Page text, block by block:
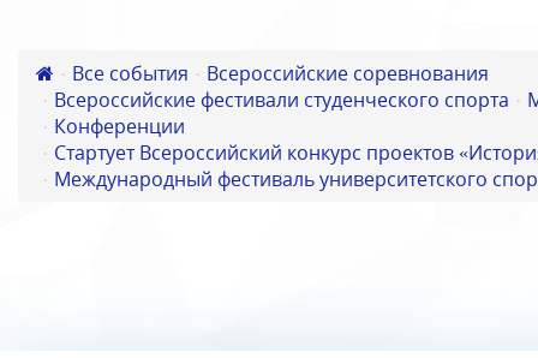
Все события
Всероссийские соревнования
Всероссийские фестивали студенческого спорта
Конференции
Стартует Всероссийский конкурс проектов
Международный фестиваль университетского